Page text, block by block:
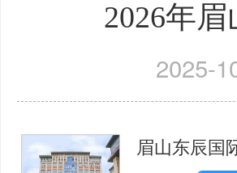
2026年
2025-
眉山东辰国